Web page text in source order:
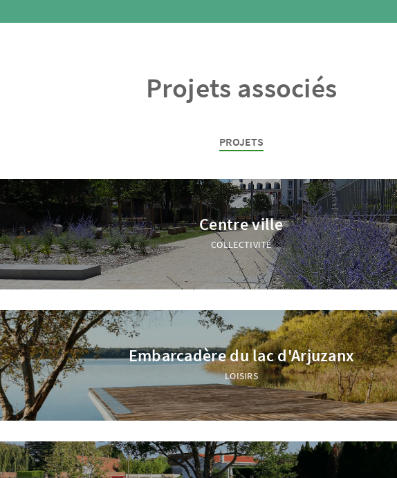
Projets associés
PROJETS
Centre ville
COLLECTIVITÉ
Embarcadère du lac d'Arjuzanx
LOISIRS